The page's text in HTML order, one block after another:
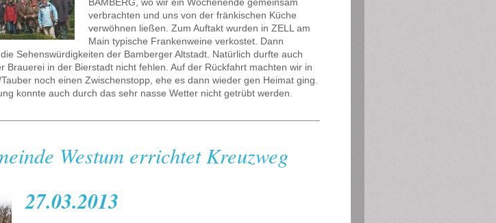
BAMBERG, wo wir ein Wochenende gemeinsam
verbrachten und uns von der fränkischen Küche
verwöhnen ließen. Zum Auftakt wurden in ZELL am
Main typische Frankenweine verkostet. Dann
Sehenswürdigkeiten der Bamberger Altstadt. Natürlich durfte auch
Brauerei in der Bierstadt nicht fehlen. Auf der Rückfahrt machten wir in
noch einen Zwischenstopp, ehe es dann wieder gen Heimat ging.
konnte auch durch das sehr nasse Wetter nicht getrübt werden.
Westum errichtet Kreuzweg
27.03.2013